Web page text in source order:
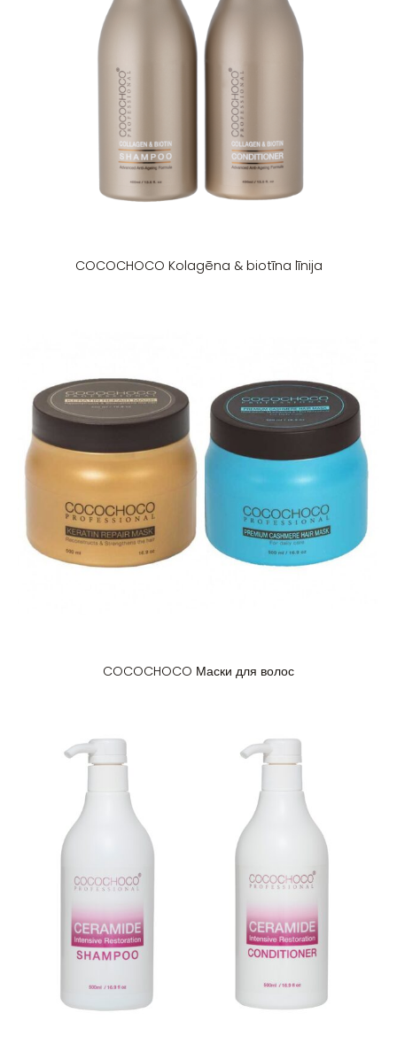
COCOCHOCO Kolagēna & biotīna līnija
COCOCHOCO Маски для волос